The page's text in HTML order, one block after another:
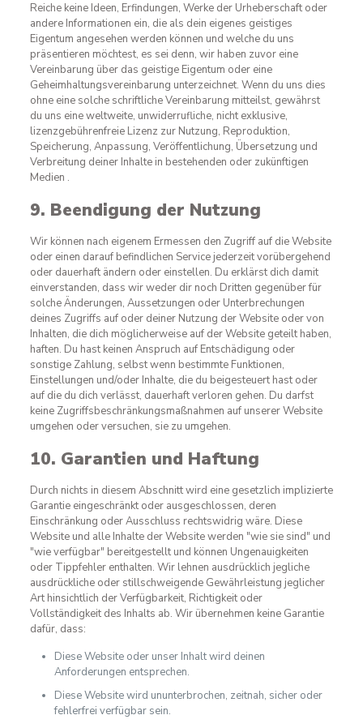
Reiche keine Ideen, Erfindungen, Werke der Urheberschaft oder
andere Informationen ein, die als dein eigenes geistiges
Eigentum angesehen werden können und welche du uns
präsentieren möchtest, es sei denn, wir haben zuvor eine
Vereinbarung über das geistige Eigentum oder eine
Geheimhaltungsvereinbarung unterzeichnet. Wenn du uns dies
ohne eine solche schriftliche Vereinbarung mitteilst, gewährst
du uns eine weltweite, unwiderrufliche, nicht exklusive,
lizenzgebührenfreie Lizenz zur Nutzung, Reproduktion,
Speicherung, Anpassung, Veröffentlichung, Übersetzung und
Verbreitung deiner Inhalte in bestehenden oder zukünftigen
Medien .
9. Beendigung der Nutzung
Wir können nach eigenem Ermessen den Zugriff auf die Website
oder einen darauf befindlichen Service jederzeit vorübergehend
oder dauerhaft ändern oder einstellen. Du erklärst dich damit
einverstanden, dass wir weder dir noch Dritten gegenüber für
solche Änderungen, Aussetzungen oder Unterbrechungen
deines Zugriffs auf oder deiner Nutzung der Website oder von
Inhalten, die dich möglicherweise auf der Website geteilt haben,
haften. Du hast keinen Anspruch auf Entschädigung oder
sonstige Zahlung, selbst wenn bestimmte Funktionen,
Einstellungen und/oder Inhalte, die du beigesteuert hast oder
auf die du dich verlässt, dauerhaft verloren gehen. Du darfst
keine Zugriffsbeschränkungsmaßnahmen auf unserer Website
umgehen oder versuchen, sie zu umgehen.
10. Garantien und Haftung
Durch nichts in diesem Abschnitt wird eine gesetzlich implizierte
Garantie eingeschränkt oder ausgeschlossen, deren
Einschränkung oder Ausschluss rechtswidrig wäre. Diese
Website und alle Inhalte der Website werden "wie sie sind" und
"wie verfügbar" bereitgestellt und können Ungenauigkeiten
oder Tippfehler enthalten. Wir lehnen ausdrücklich jegliche
ausdrückliche oder stillschweigende Gewährleistung jeglicher
Art hinsichtlich der Verfügbarkeit, Richtigkeit oder
Vollständigkeit des Inhalts ab. Wir übernehmen keine Garantie
dafür, dass:
Diese Website oder unser Inhalt wird deinen
Anforderungen entsprechen.
Diese Website wird ununterbrochen, zeitnah, sicher oder
fehlerfrei verfügbar sein.